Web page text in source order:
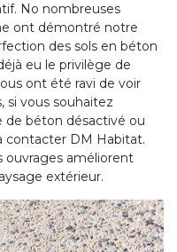
No nombreuses
ont démontré notre
des sols en béton
eu le privilège de
ont été ravi de voir
si vous souhaitez
de béton désactivé ou
contacter DM Habitat.
ouvrages améliorent
extérieur.